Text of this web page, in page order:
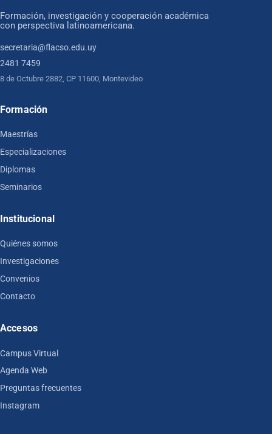
Formación, investigación y cooperación académica
con perspectiva latinoamericana.
secretaria@flacso.edu.uy
2481 7459
8 de Octubre 2882, CP 11600, Montevideo
Formación
Maestrías
Especializaciones
Diplomas
Seminarios
Institucional
Quiénes somos
Investigaciones
Convenios
Contacto
Accesos
Campus Virtual
Agenda Web
Preguntas frecuentes
Instagram